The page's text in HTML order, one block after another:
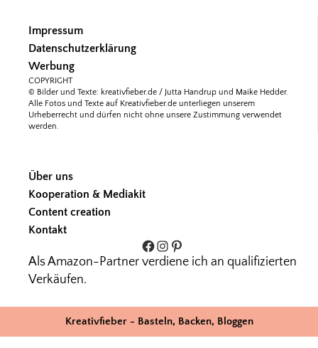
Impressum
Datenschutzerklärung
Werbung
COPYRIGHT
© Bilder und Texte: kreativfieber.de / Jutta Handrup und Maike Hedder.
Alle Fotos und Texte auf Kreativfieber.de unterliegen unserem
Urheberrecht und dürfen nicht ohne unsere Zustimmung verwendet
werden.
Über uns
Kooperation & Mediakit
Content creation
Kontakt
Facebook
Instagram
Pinterest
Als Amazon-Partner verdiene ich an qualifizierten
Verkäufen.
Kreativfieber - Basteln, Backen, Bloggen